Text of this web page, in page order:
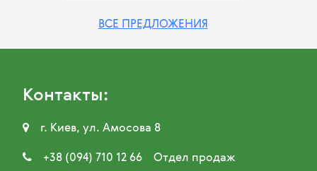
ВСЕ ПРЕДЛОЖЕНИЯ
Контакты:
 г. Киев, ул. Амосова 8
 +38 (094) 710 12 66 Отдел продаж